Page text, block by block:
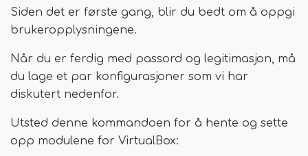
Siden det er første gang, blir du bedt om å oppgi
brukeropplysningene.
Når du er ferdig med passord og legitimasjon, må
du lage et par konfigurasjoner som vi har
diskutert nedenfor.
Utsted denne kommandoen for å hente og sette
opp modulene for VirtualBox: